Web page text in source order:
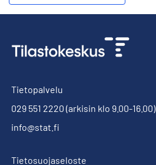
Tietopalvelu
029 551 2220 (arkisin klo 9.00-16.00)
info@stat.fi
Tietosuojaseloste